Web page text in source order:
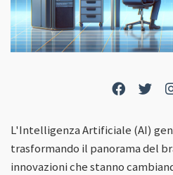
L'Intelligenza Artificiale (AI)
trasformando il panorama del
innovazioni che stanno